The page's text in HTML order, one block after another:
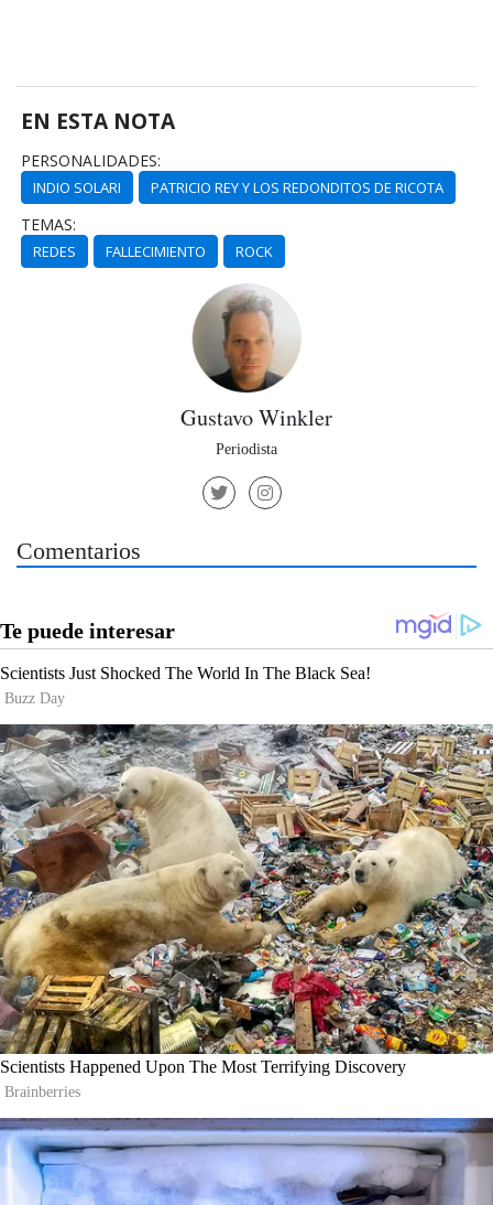
EN ESTA NOTA
PERSONALIDADES:
INDIO SOLARI PATRICIO REY Y LOS REDONDITOS DE RICOTA
TEMAS:
REDES FALLECIMIENTO ROCK
Gustavo Winkler
Periodista
Comentarios